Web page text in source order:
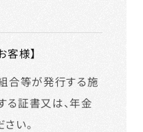
客様】
合等が発行する施
る証書又は、年金
い。